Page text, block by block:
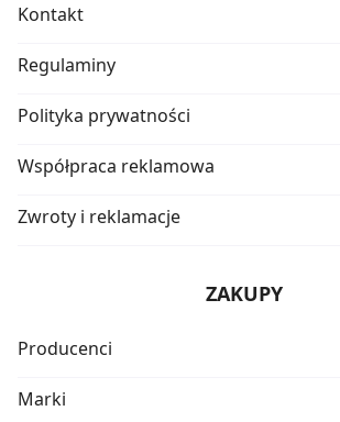
Kontakt
Regulaminy
Polityka prywatności
Współpraca reklamowa
Zwroty i reklamacje
ZAKUPY
Producenci
Marki